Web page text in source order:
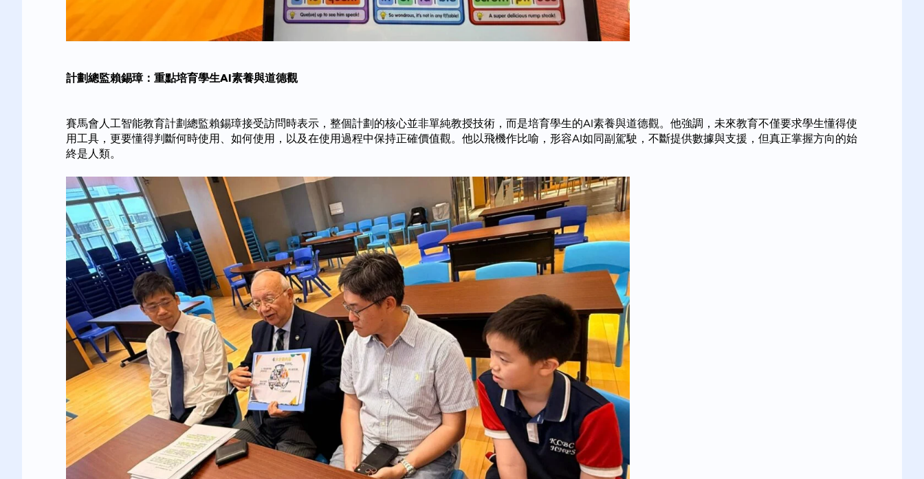
計劃總監賴錫璋：重點培育學生AI素養與道德觀
賽馬會人工智能教育計劃總監賴錫璋接受訪問時表示，整個計劃的核心並非單純教授技術，而是培育學生的AI素養與道德觀。他強調，未來教育不僅要求學生懂得使
用工具，更要懂得判斷何時使用、如何使用，以及在使用過程中保持正確價值觀。他以飛機作比喻，形容AI如同副駕駛，不斷提供數據與支援，但真正掌握方向的始
終是人類。